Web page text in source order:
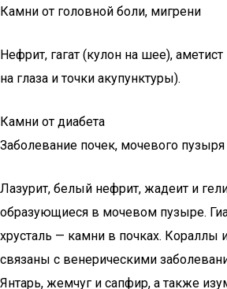
Камни от головной боли, мигрени
Нефрит, гагат (кулон на шее),
на глаза и точки акупунктуры).
Камни от диабета
Заболевание почек, мочевого пузыря
Лазурит, белый нефрит, жадеит и
образующиеся в мочевом пузыре.
хрусталь — камни в почках. Кораллы
связаны с венерическими
Янтарь, жемчуг и сапфир, а также